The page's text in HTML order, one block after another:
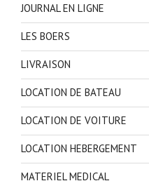
JOURNAL EN LIGNE
LES BOERS
LIVRAISON
LOCATION DE BATEAU
LOCATION DE VOITURE
LOCATION HEBERGEMENT
MATERIEL MEDICAL